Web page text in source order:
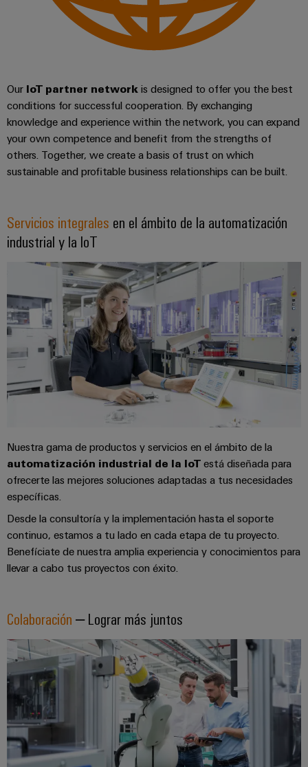
ferroviario
Transmisión
Estabilidad
y
seguridad
para
las
redes
energéticas
modernas
de
agua
y
tratamiento
de
aguas
residuales
Soluciones
para
industria
del
aguas
residuales
de
distribución
Servicio
de
montaje
Guías
montadas
modificadas
y
adaptadas
Montaje
personalizado
de
cables
Application
IoT
Novedades
de producto
práctica para
tu industria.
Nuestras
novedades
para
Our IoT partner network is designed to offer you the best
conditions for successful cooperation. By exchanging
knowledge and experience within the network, you can expand
your own competence and benefit from the strengths of
others. Together, we create a basis of trust on which
sustainable and profitable business relationships can be built.
Servicios integrales en el ámbito de la automatización
industrial y la IoT
Nuestra gama de productos y servicios en el ámbito de la
automatización industrial de la IoT está diseñada para
ofrecerte las mejores soluciones adaptadas a tus necesidades
específicas.
Desde la consultoría y la implementación hasta el soporte
continuo, estamos a tu lado en cada etapa de tu proyecto.
Benefíciate de nuestra amplia experiencia y conocimientos para
llevar a cabo tus proyectos con éxito.
Colaboración – Lograr más juntos